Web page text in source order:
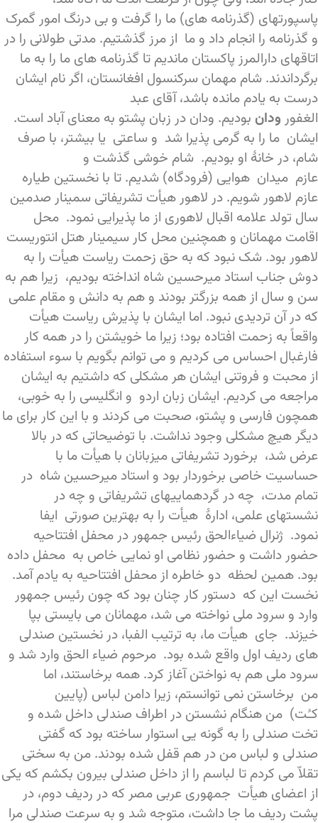
پاسپورتهای (گذرنامه های) ما را گرفت و بی درنگ امور گمرک
و گذرنامه را انجام داد و ما از مرز گذشتیم. مدتی طولانی را در
اتاقهای دارالمرز پاکستان ماندیم تا گذرنامه های ما را به ما
برگرداندند. شام مهمان سرکنسول افغانستان، اگر نام ایشان
درست به یادم مانده باشد، آقای عبد
الغفور ودان بودیم. ودان در زبان پشتو به معنای آباد است.
ایشان ما را به گرمی پذیرا شد و ساعتی یا بیشتر، با صرف
شام، در خانۀ او بودیم. شام خوشی گذشت و
عازم میدان هوایی (فرودگاه) شدیم. تا با نخستین طیاره
عازم لاهور شویم. در لاهور هیأت تشریفاتی سمینار صدمین
سال تولد علامه اقبال لاهوری از ما پذیرایی نمود. محل
اقامت مهمانان و همچنین محل کار سیمینار هتل انتوریست
لاهور بود. شک نبود که به حق زحمت ریاست هیأت را به
دوش جناب استاد میرحسین شاه انداخته بودیم، زیرا هم به
سن و سال از همه بزرگتر بودند و هم به دانش و مقام علمی
که در آن تردیدی نبود. اما ایشان با پذیرش ریاست هیأت
واقعاً به زحمت افتاده بود؛ زیرا ما خویشتن را در همه کار
فارغبال احساس می کردیم و می توانم بگویم با سوء استفاده
از محبت و فروتنی ایشان هر مشکلی که داشتیم به ایشان
مراجعه می کردیم. ایشان زبان اردو و انگلیسی را به خوبی،
همچون فارسی و پشتو، صحبت می کردند و با این کار برای ما
دیگر هیچ مشکلی وجود نداشت. با توضیحاتی که در بالا
عرض شد، برخورد تشریفاتی میزبانان با هیأت ما با
حساسیت خاصی برخوردار بود و استاد میرحسین شاه در
تمام مدت، چه در گردهماییهای تشریفاتی و چه در
نشستهای علمی، ادارۀ هیأت را به بهترین صورتی ایفا
نمود. ژنرال ضیاءالحق رئیس جمهور در محفل افتتاحیه
حضور داشت و حضور نظامی او نمایی خاص به محفل داده
بود. همین لحظه دو خاطره از محفل افتتاحیه به یادم آمد.
نخست این که دستور کار چنان بود که چون رئیس جمهور
وارد و سرود ملی نواخته می شد، مهمانان می بایستی بپا
خیزند. جای هیأت ما، به ترتیب الفبا، در نخستین صندلی
های ردیف اول واقع شده بود. مرحوم ضیاء الحق وارد شد و
سرود ملی هم به نواختن آغاز کرد. همه برخاستند، اما
من برخاستن نمی توانستم، زیرا دامن لباس (پایین
کـُت) من هنگام نشستن در اطراف صندلی داخل شده و
تخت صندلی را به گونه یی استوار ساخته بود که گفتی
صندلی و لباس من در هم قفل شده بودند. من به سختی
تقلاّ می کردم تا لباسم را از داخل صندلی بیرون بکشم که یکی
از اعضای هیأت جمهوری عربی مصر که در ردیف دوم، در
پشت ردیف ما جا داشت، متوجه شد و به سرعت صندلی مرا